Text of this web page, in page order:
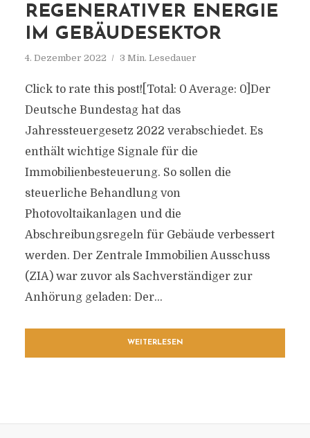
REGENERATIVER ENERGIE
IM GEBÄUDESEKTOR
4. Dezember 2022 3 Min. Lesedauer
Click to rate this post![Total: 0 Average: 0]Der
Deutsche Bundestag hat das
Jahressteuergesetz 2022 verabschiedet. Es
enthält wichtige Signale für die
Immobilienbesteuerung. So sollen die
steuerliche Behandlung von
Photovoltaikanlagen und die
Abschreibungsregeln für Gebäude verbessert
werden. Der Zentrale Immobilien Ausschuss
(ZIA) war zuvor als Sachverständiger zur
Anhörung geladen: Der...
WEITERLESEN